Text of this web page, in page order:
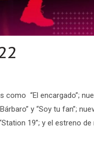
“El encargado”;
y “Soy tu fan”;
19”; y el estreno de